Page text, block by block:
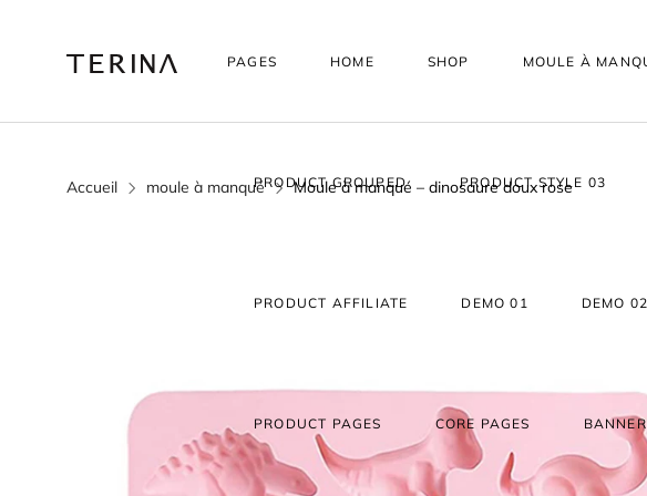
PAGES HOME SHOP MOULE À
PRODUCT GROUPED PRODUCT STYLE 03
PRODUCT AFFILIATE DEMO 01 DEMO 02
PRODUCT PAGES CORE PAGES BANNER
Accueil moule à manqué Moule à manqué – dinosaure doux rose